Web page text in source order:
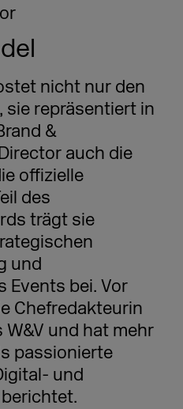
nicht nur den
sie repräsentiert in
&
auch die
offizielle
des
trägt sie
und
Events bei. Vor
Chefredakteurin
und hat mehr
passionierte
und